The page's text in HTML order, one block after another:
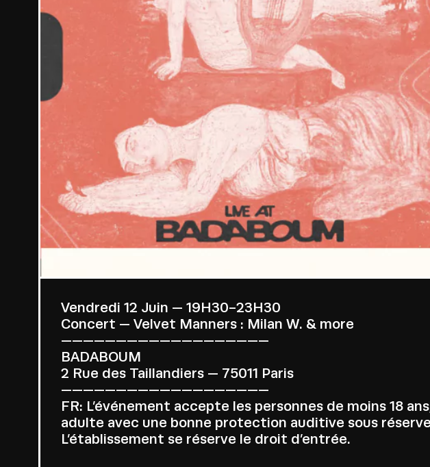
Vendredi 12 Juin — 19H30-23H30
Concert — Velvet Manners : Milan W. & more
———————————————————
BADABOUM
2 Rue des Taillandiers — 75011 Paris
———————————————————
FR: L’événement accepte les personnes de moins 18
adulte avec une bonne protection auditive sous
L’établissement se réserve le droit d’entrée.